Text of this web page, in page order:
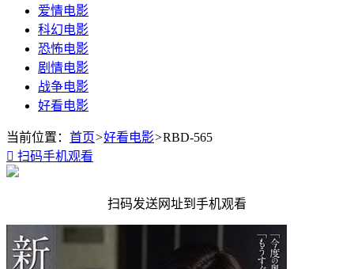
爱情电影
科幻电影
恐怖电影
剧情电影
战争电影
好看电影
当前位置： 首页>好看电影>RBD-565
 扫码手机观看
扫码发送网址到手机观看